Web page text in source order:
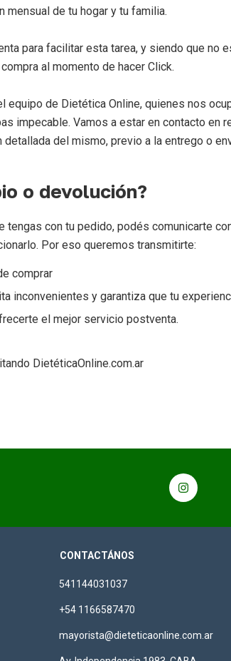
mensual de tu hogar y tu familia.
para facilitar esta tarea, y siendo que no
al momento de hacer Click.
equipo de Dietética Online, quienes nos
impecable. Vamos a estar en contacto en
del mismo, previo a la entrego o
o devolución?
tengas con tu pedido, podés comunicarte
Por eso queremos transmitirte:
comprar
inconvenientes y garantiza que tu
el mejor servicio postventa.
DietéticaOnline.com.ar
CONTACTÁNOS
541144031037
+54 1166587470
mayorista@dieteticaonline.com.ar